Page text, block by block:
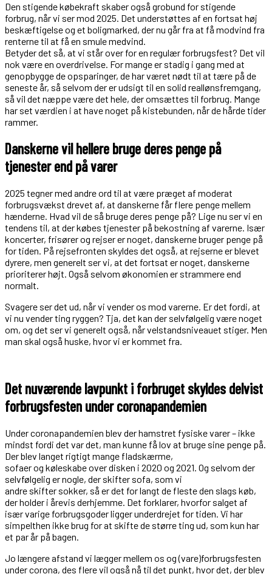
Den stigende købekraft skaber også grobund for stigende
forbrug, når vi ser mod 2025. Det understøttes af en fortsat høj
beskæftigelse og et boligmarked, der nu går fra at få modvind fra
renterne til at få en smule medvind.
Betyder det så, at vi står over for en regulær forbrugsfest? Det vil
nok være en overdrivelse. For mange er stadig i gang med at
genopbygge de opsparinger, de har været nødt til at tære på de
seneste år, så selvom der er udsigt til en solid reallønsfremgang,
så vil det næppe være det hele, der omsættes til forbrug. Mange
har set værdien i at have noget på kistebunden, når de hårde tider
rammer.
Danskerne vil hellere bruge deres penge på
tjenester end på varer
2025 tegner med andre ord til at være præget af moderat
forbrugsvækst drevet af, at danskerne får flere penge mellem
hænderne. Hvad vil de så bruge deres penge på? Lige nu ser vi en
tendens til, at der købes tjenester på bekostning af varerne. Især
koncerter, frisører og rejser er noget, danskerne bruger penge på
for tiden. På rejse­fronten skyldes det også, at rejserne er blevet
dyrere, men generelt ser vi, at det fortsat er noget, danskerne
prioriterer højt. Også selvom økonomien er strammere end
normalt.
Svagere ser det ud, når vi vender os mod varerne. Er det fordi, at
vi nu vender ting ryggen? Tja, det kan der selvfølgelig være noget
om, og det ser vi generelt også, når velstandsniveauet stiger. Men
man skal også huske, hvor vi er kommet fra.
Det nuværende lavpunkt i forbruget skyldes delvist
forbrugsfesten under coronapandemien
Under coronapandemien blev der hamstret fysiske varer – ikke
mindst fordi det var det, man kunne få lov at bruge sine penge på.
Der blev langet rigtigt mange fladskærme,
sofaer og køleskabe over disken i 2020 og 2021. Og selvom der
selvfølgelig er nogle, der skifter sofa, som vi
andre skifter sokker, så er det for langt de fleste den slags køb,
der holder i årevis derhjemme. Det forklarer, hvorfor salget af
især varige forbrugsgoder ligger underdrejet for tiden. Vi har
simpelthen ikke brug for at skifte de større ting ud, som kun har
et par år på bagen.
Jo længere afstand vi lægger mellem os og (vare)forbrugsfesten
under corona, des flere vil også nå til det punkt, hvor det, der blev